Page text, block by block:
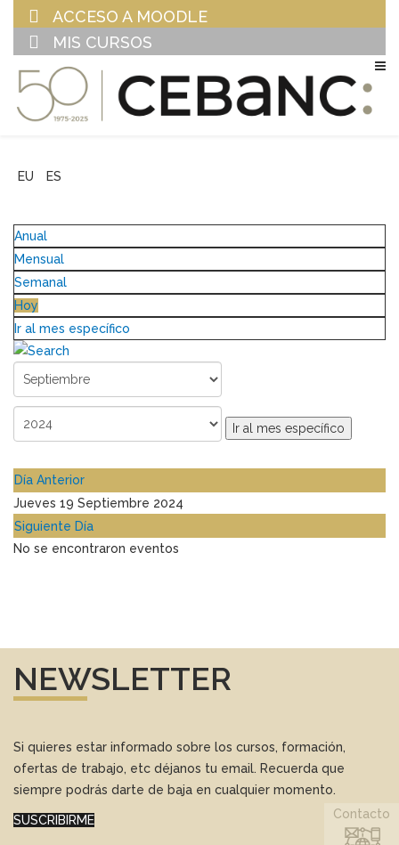
ACCESO A MOODLE
MIS CURSOS
EU ES
Anual
Mensual
Semanal
Hoy
Ir al mes específico
Ir al mes específico
Día Anterior
Jueves 19 Septiembre 2024
Siguiente Día
No se encontraron eventos
NEWSLETTER
Si quieres estar informado sobre los cursos, formación,
ofertas de trabajo, etc déjanos tu email. Recuerda que
siempre podrás darte de baja en cualquier momento.
SUSCRIBIRME Contacto